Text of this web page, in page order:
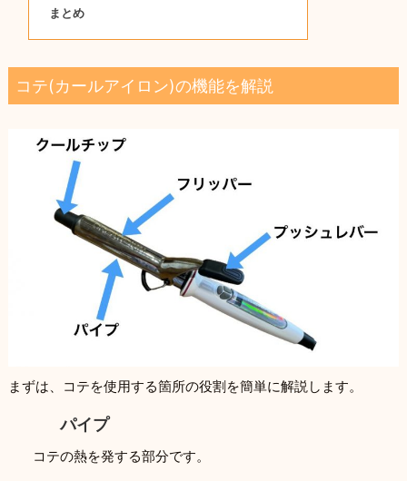
まとめ
コテ(カールアイロン)の機能を解説
まずは、コテを使用する箇所の役割を簡単に解説します。
パイプ
コテの熱を発する部分です。